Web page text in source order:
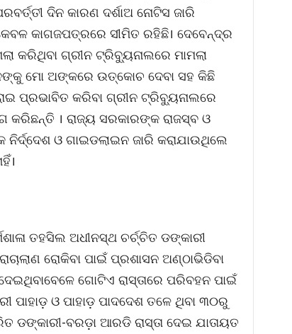
ଦିନ କାରଣ ଦର୍ଶାଅ ନୋଟିସ ଜାରି
କାଗଜପତ୍ରରେ ସୀମିତ ରହିଛି। ଦେବେନ୍ଦ୍ର
କରିଥିବା ଗ୍ରୀନ ଟ୍ରିବ୍ୟୁନାଲରେ ମାମଲା
ମୋ ଅଙ୍କରେ ଉତ୍‌କୋଚ ଦେବା ସହ କିଛି
ପ୍ରଭାବିତ କରିବା ଗ୍ରୀନ ଟ୍ରିବ୍ୟୁନାଲରେ
। ରାଜ୍ୟ ସରକାରଙ୍କ ରାଜସ୍ବ ଓ
ଓ ଗାଇଡଲାଇନ ଜାରି କରାଯାଉଥିଲେ
ତହସିଲ ଅଧୀନସ୍ଥ ଚର୍ଚ୍ଚିତ ଡଙ୍କାରୀ
ରୋକିବା ପାଇଁ ପ୍ରଶାସନ ଅଣ୍ଠାଭିଡିବା
ଗୋଟିଏ ରାସ୍ତାରେ ପରିବହନ ପାଇଁ
ଓ ପାହାଡ଼ ପାଦଦେଶ ତଳେ ଥିବା ୩୦ରୁ
ଡଙ୍କାରୀ-ବରଡ଼ା ଆରଡି ରାସ୍ତା ଦେଇ ଯାତାୟତ